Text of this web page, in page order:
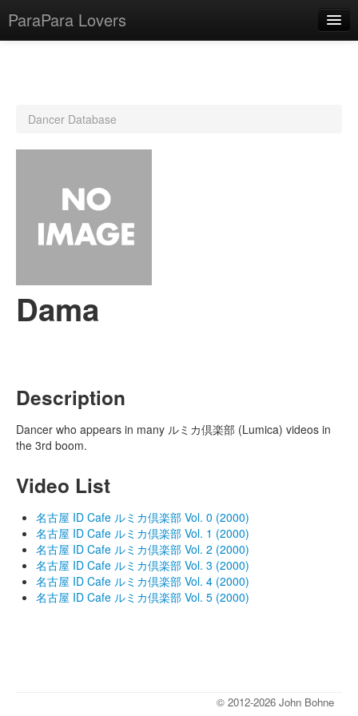
ParaPara Lovers
CD Database
Lesson Database
Dancer Database
Dama
Description
Dancer who appears in many ルミカ倶楽部 (Lumica) videos in
the 3rd boom.
Video List
名古屋 ID Cafe ルミカ倶楽部 Vol. 0 (2000)
名古屋 ID Cafe ルミカ倶楽部 Vol. 1 (2000)
名古屋 ID Cafe ルミカ倶楽部 Vol. 2 (2000)
名古屋 ID Cafe ルミカ倶楽部 Vol. 3 (2000)
名古屋 ID Cafe ルミカ倶楽部 Vol. 4 (2000)
名古屋 ID Cafe ルミカ倶楽部 Vol. 5 (2000)
© 2012-2026 John Bohne